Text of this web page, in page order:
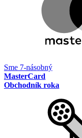
Sme 7-násobný
MasterCard
Obchodník roka